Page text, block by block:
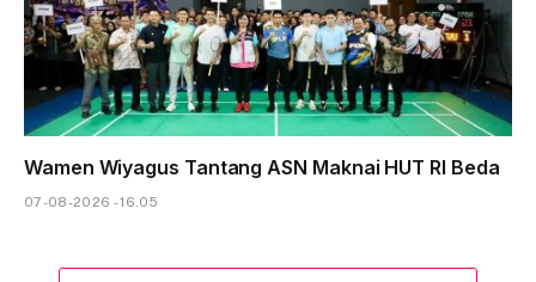
Wamen Wiyagus Tantang ASN Maknai HUT RI Beda
07-08-2026 - 16.05